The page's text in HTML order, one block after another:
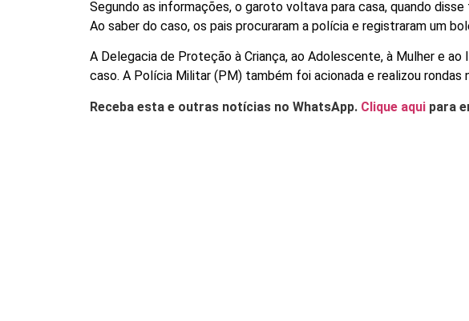
Segundo as informações, o garoto voltava para casa, quando
Ao saber do caso, os pais procuraram a polícia e registraram um
A Delegacia de Proteção à Criança, ao Adolescente, à Mulher e
caso. A Polícia Militar (PM) também foi acionada e realizou rondas
Receba esta e outras notícias no WhatsApp. Clique aqui para